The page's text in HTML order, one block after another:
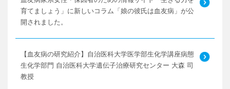
育てましょう」に新しいコラム「娘の彼氏は血友病」が公
開されました。
【血友病の研究紹介】自治医科大学医学部生化学講座病態
生化学部門 自治医科大学遺伝子治療研究センター 大森 司
教授